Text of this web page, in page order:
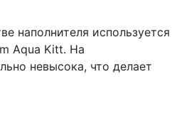
наполнителя используется
Aqua Kitt. На
невысока, что делает